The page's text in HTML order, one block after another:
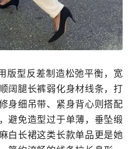
版型反差制造松弛平衡，宽
阔腿长裤弱化身材线条，打
身细吊带、紧身背心则搭配
避免造型过于单薄，垂坠缎
白长裙这类长款单品更是她